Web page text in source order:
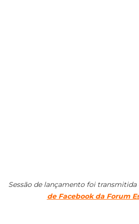
Sessão de lançamento foi
de Facebook da Forum